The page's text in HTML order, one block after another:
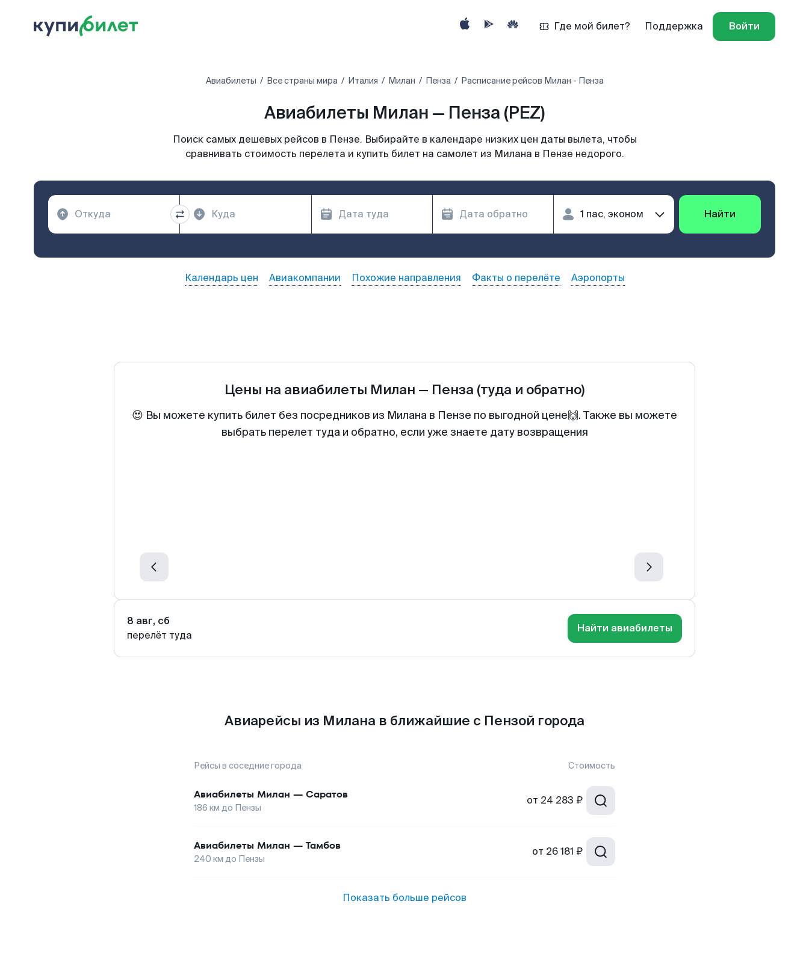
Где мой билет? Поддержка Войти
Авиабилеты Все страны мира Италия Милан Пенза Расписание рейсов Милан - Пенза
Авиабилеты Милан — Пенза (PEZ)
Поиск самых дешевых рейсов в Пензе. Выбирайте в календаре низких цен даты вылета, чтобы
сравнивать стоимость перелета и купить билет на самолет из Милана в Пензе недорого.
Найти
Календарь цен Авиакомпании Похожие направления Факты о перелёте Аэропорты
Цены на авиабилеты Милан — Пенза (туда и обратно)
😍 Вы можете купить билет без посредников из Милана в Пензе по выгодной цене🙌. Также вы можете
выбрать перелет туда и обратно, если уже знаете дату возвращения
8 авг, сб
перелёт туда
Найти авиабилеты
Авиарейсы из Милана в ближайшие с Пензой города
Рейсы в соседние города Стоимость
Авиабилеты Милан — Саратов
186 км до Пензы
от 24 283 ₽
Авиабилеты Милан — Тамбов
240 км до Пензы
от 26 181 ₽
Показать больше рейсов